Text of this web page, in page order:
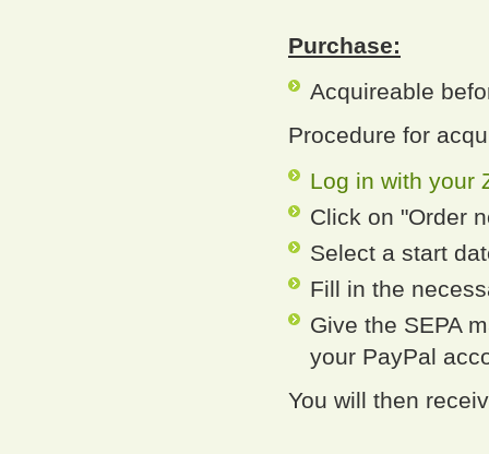
Purchase:
Acquireable
Procedure for
Log in with your
Click on "Order
Select a start
Fill in the
Give the SEPA
your PayPal
You will then